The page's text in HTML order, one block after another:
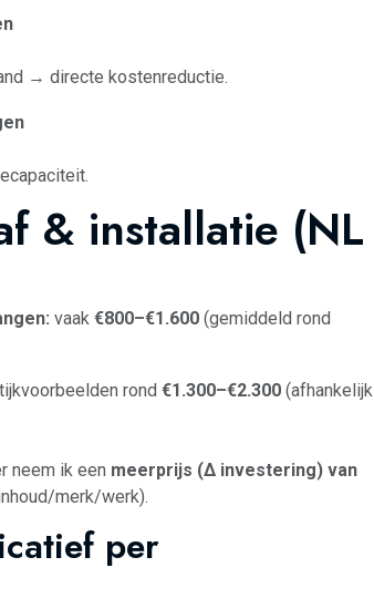
→ directe kostenreductie.
& installatie (NL
vaak €800–€1.600 (gemiddeld rond
rond €1.300–€2.300 (afhankelijk
neem ik een meerprijs (Δ investering) van
merk/werk).
per